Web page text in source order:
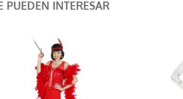
PUEDEN INTERESAR